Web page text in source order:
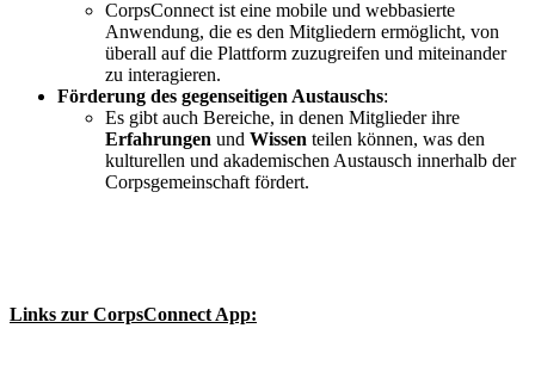
CorpsConnect ist eine mobile und webbasierte
Anwendung, die es den Mitgliedern ermöglicht, von
überall auf die Plattform zuzugreifen und miteinander
zu interagieren.
Förderung des gegenseitigen Austauschs:
Es gibt auch Bereiche, in denen Mitglieder ihre
Erfahrungen und Wissen teilen können, was den
kulturellen und akademischen Austausch innerhalb der
Corpsgemeinschaft fördert.
Links zur CorpsConnect App: